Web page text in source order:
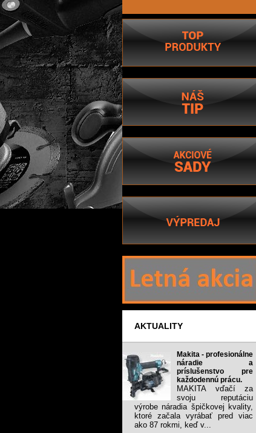
AKTUALITY
Makita - profesionálne
náradie a
príslušenstvo pre
každodennú prácu.
MAKITA vďačí za
svoju reputáciu
výrobe náradia špičkovej kvality,
ktoré začala vyrábať pred viac
ako 87 rokmi, keď v...